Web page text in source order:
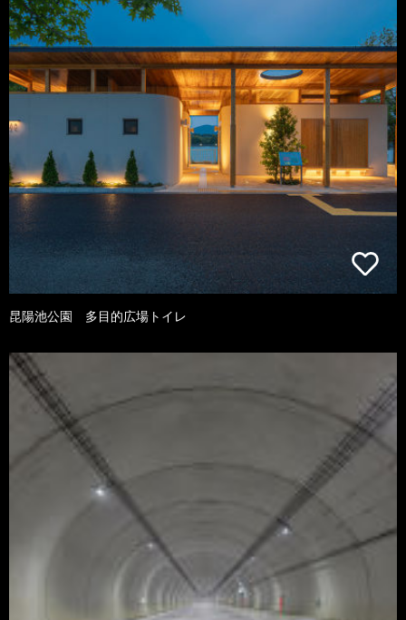
昆陽池公園 多目的広場トイレ